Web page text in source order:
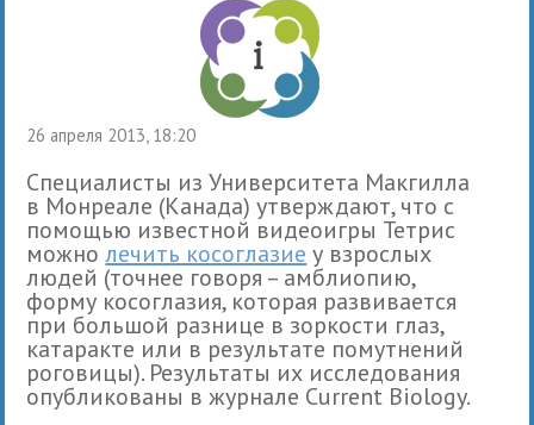
26 апреля 2013, 18:20
Специалисты из Университета Макгилла
в Монреале (Канада) утверждают, что с
помощью известной видеоигры Тетрис
можнолечить косоглазие у взрослых
людей (точнее говоря – амблиопию,
форму косоглазия, которая развивается
при большой разнице в зоркости глаз,
катаракте или в результате помутнений
роговицы). Результаты их исследования
опубликованы в журнале Current Biology.